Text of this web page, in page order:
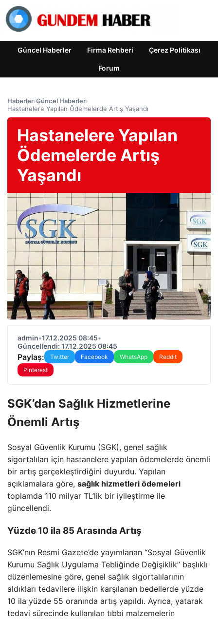
Güncel Haberler Firma Rehberi Çerez Politikası
Forum
Haberler›Güncel Haberler›
Hastanelere Yapılan Ödemelerde Artış Yaşandı
Hastanelere Yapılan
Ödemelerde Artış
Yaşandı
admin•17.12.2025 08:45•
Güncellendi: 17.12.2025 08:45
Paylaş: Twitter Facebook WhatsApp
Reddit
Pinterest
SGK’dan Sağlık Hizmetlerine
Önemli Artış
Sosyal Güvenlik Kurumu (SGK), genel sağlık
sigortalıları için hastanelere yapılan ödemelerde önemli
bir artış gerçekleştirdiğini duyurdu. Yapılan
açıklamalara göre, sağlık hizmetleri ödemeleri
toplamda 110 milyar TL’lik bir iyileştirme ile
güncellendi.
Yüzde 10 ila 85 Arasında Artış
SGK’nın Resmi Gazete’de yayımlanan “Sosyal Güvenlik
Kurumu Sağlık Uygulama Tebliğinde Değişiklik” başlıklı
düzenlemesine göre, genel sağlık sigortalılarının
aldıkları tedavilere ilişkin karşılanan bedellerde yüzde
10 ila yüzde 55 oranında artış yapıldı. Ayrıca, yatarak
tedavi sürecinde kullanılan tıbbi malzemelerin